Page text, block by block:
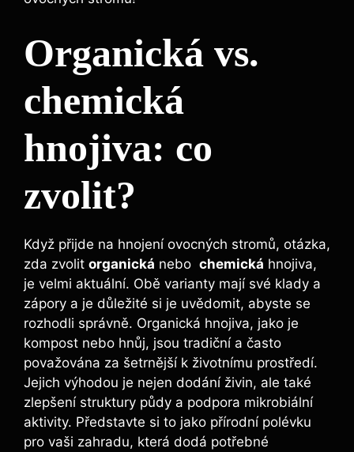
Organická vs.
chemická
hnojiva: co
zvolit?
Když přijde⁣ na hnojení ‍ovocných stromů, otázka,
zda zvolit organická nebo ‌ chemická ⁤hnojiva,
‍je velmi aktuální. Obě varianty mají své ‌klady a⁢
zápory a je⁤ důležité si je uvědomit, abyste se
rozhodli‌ správně. Organická hnojiva,⁤ jako je
kompost nebo‍ hnůj, jsou tradiční a⁢ často
považována za šetrnější‌ k životnímu ‍prostředí.
Jejich výhodou je nejen⁣ dodání živin, ale také
zlepšení struktury půdy a podpora mikrobiální
aktivity. ⁤Představte si to jako přírodní polévku‌
pro vaši zahradu, která dodá potřebné